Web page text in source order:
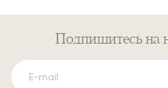
Подпишитесь на